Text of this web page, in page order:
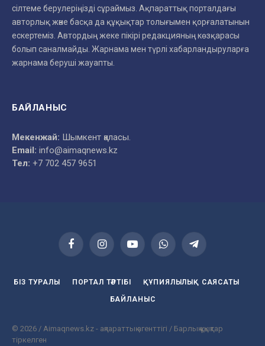
сілтеме берулеріңізді сұраймыз. Ақпараттық порталдағы
авторлық және басқа да құқықтар толығымен қорғалатынын
ескертеміз. Автордың жеке пікірі редакцияның көзқарасы
болып саналмайды. Жарнама мен түрлі хабарландыруларға
жарнама беруші жауапты.
БАЙЛАНЫС
Мекенжай: Шымкент қаласы.
Email: info@aimaqnews.kz
Тел: +7 702 457 9651
FacebookInstagramYouTubeWhatsAppTelegram
БІЗ ТУРАЛЫ ПОРТАЛ ТӘРТІБІ ҚҰПИЯЛЫЛЫҚ САЯСАТЫ
БАЙЛАНЫС
© 2026 / Aimaqnews.kz - ақпараттық агенттігі / Барлық құқықтар
тіркелген